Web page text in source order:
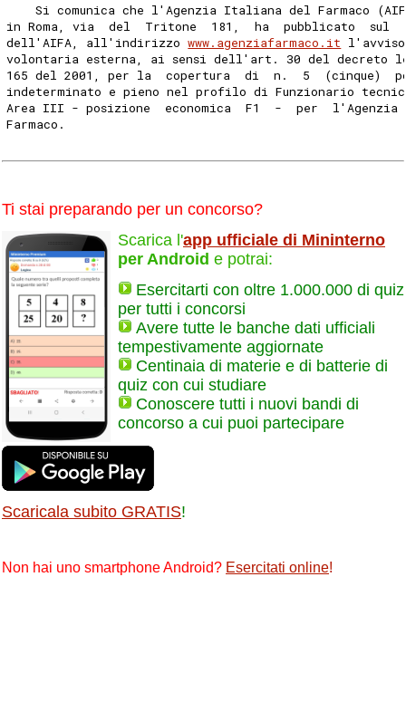
Si comunica che l'Agenzia Italiana del Farmaco
in Roma, via  del  Tritone  181,  ha  pubblicato  sul
dell'AIFA, all'indirizzo www.agenziafarmaco.it
volontaria esterna, ai sensi dell'art. 30 del decreto
165 del 2001, per la  copertura  di  n.  5  (cinque)
indeterminato e pieno nel profilo di Funzionario
Area III - posizione  economica  F1  -  per
Farmaco.
Ti stai preparando per un concorso?
Scarica l'app ufficiale di Mininterno
per Android e potrai:
Esercitarti con oltre 1.000.000 di quiz
per tutti i concorsi
Avere tutte le banche dati ufficiali
tempestivamente aggiornate
Centinaia di materie e di batterie di
quiz con cui studiare
Conoscere tutti i nuovi bandi di
concorso a cui puoi partecipare
Scaricala subito GRATIS!
Non hai uno smartphone Android? Esercitati online!